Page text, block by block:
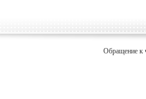
Обращение к